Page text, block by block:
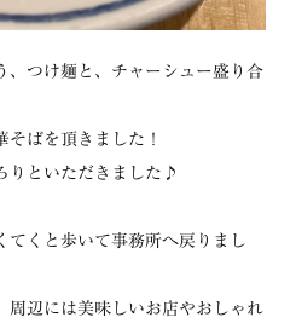
、つけ麺と、チャーシュー盛り合
ばを頂きました！
りといただきました♪
てくと歩いて事務所へ戻りまし
周辺には美味しいお店やおしゃれ